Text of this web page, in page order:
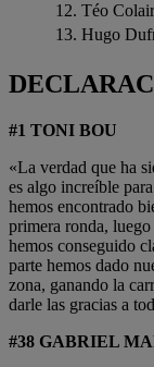
12. Téo
13. Hugo
#1 TONI BOU
«La verdad que ha
es algo increíble
hemos encontrado
primera ronda,
hemos conseguido
parte hemos dado
zona, ganando la
darle las gracias a
#38 GABRIEL